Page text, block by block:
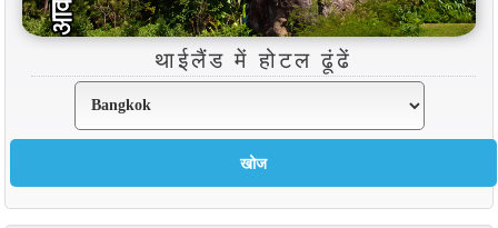
थाईलैंड में होटल ढूंढें